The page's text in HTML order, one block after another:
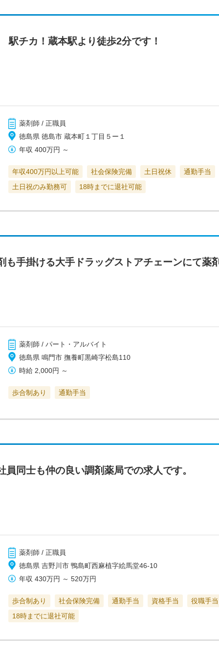
チカ！蔵本駅より徒歩2分です！
薬剤師 / 正職員
徳島県 徳島市 蔵本町１丁目５ー１
年収 400万円 ～
年収400万円以上可能 社会保険完備 土日祝休
通勤手当
土日祝のみ勤務可
18時までに退社可能
も手掛ける大手ドラッグストアチェーンにて薬
薬剤師 / パート・アルバイト
徳島県 鳴門市 撫養町黒崎字松島110
時給 2,000円 ～
歩合制あり 通勤手当
同士も仲の良い調剤薬局での求人です。
薬剤師 / 正職員
徳島県 吉野川市 鴨島町西麻植字絵馬堂46-10
年収 430万円 ～520万円
歩合制あり 社会保険完備 通勤手当 資格手当
役職手当
18時までに退社可能